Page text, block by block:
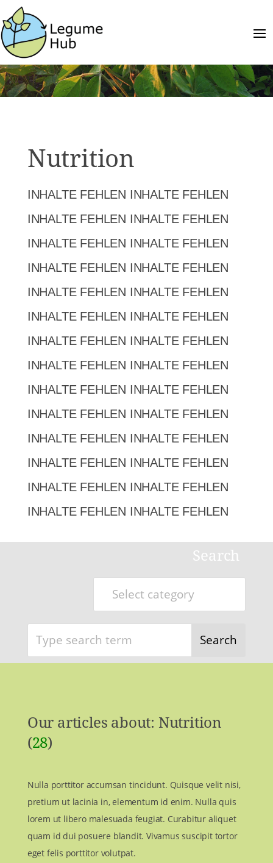
Nutrition
INHALTE FEHLEN INHALTE FEHLEN
INHALTE FEHLEN INHALTE FEHLEN
INHALTE FEHLEN INHALTE FEHLEN
INHALTE FEHLEN INHALTE FEHLEN
INHALTE FEHLEN INHALTE FEHLEN
INHALTE FEHLEN INHALTE FEHLEN
INHALTE FEHLEN INHALTE FEHLEN
INHALTE FEHLEN INHALTE FEHLEN
INHALTE FEHLEN INHALTE FEHLEN
INHALTE FEHLEN INHALTE FEHLEN
INHALTE FEHLEN INHALTE FEHLEN
INHALTE FEHLEN INHALTE FEHLEN
INHALTE FEHLEN INHALTE FEHLEN
INHALTE FEHLEN INHALTE FEHLEN
Search
Our articles about: Nutrition
(28)​
Nulla porttitor accumsan tincidunt. Quisque velit nisi,
pretium ut lacinia in, elementum id enim. Nulla quis
lorem ut libero malesuada feugiat. Curabitur aliquet
quam id dui posuere blandit. Vivamus suscipit tortor
eget felis porttitor volutpat.